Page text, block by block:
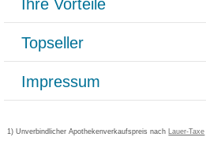
Häufig gestellte Fragen
Datenschutz
AGB
Cookie-Einstellungen
Rücksendemöglichkeit
Paketlieferstatus
Versandkosten
Bestellschein ausfüllen
Ihre Vorteile
Rezeptlieferung
Bonusprogramm
Gutschein und Rabatte
Kundenbewertung
Topseller
Grippostad
Bepanthen
Impressum
1) Unverbindlicher Apothekenverkaufspreis nach Lauer-Taxe